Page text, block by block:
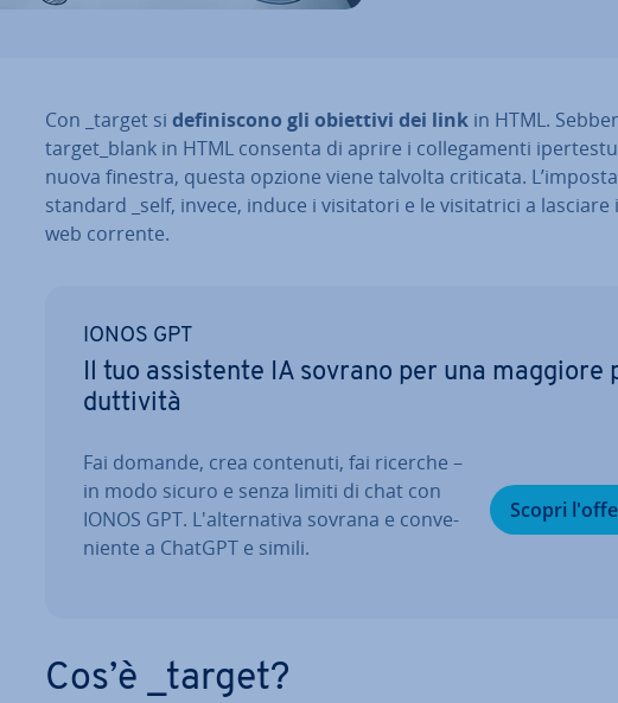
Con _target si de­fi­ni­sco­no gli obiettivi dei link in HTML.
target_blank in HTML consenta di aprire i col­le­ga­men­ti
nuova finestra, questa opzione viene talvolta criticata.
standard _self, invece, induce i vi­si­ta­to­ri e le vi­si­ta­tri­ci a lasciare
web corrente.
IONOS GPT
Il tuo as­si­sten­te IA sovrano per una maggiore
dut­ti­vi­tà
Fai domande, crea contenuti, fai ricerche –
in modo sicuro e senza limiti di chat con
IONOS GPT. L'al­ter­na­ti­va sovrana e con­ve­
nien­te a ChatGPT e simili.
Scopri
Cos’è _target?